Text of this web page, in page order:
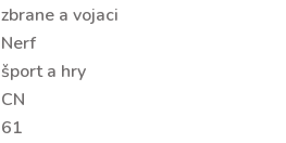
zbrane a vojaci
Nerf
šport a hry
CN
61